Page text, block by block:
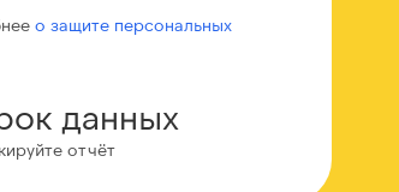
о защите персональных
данных
отчёт